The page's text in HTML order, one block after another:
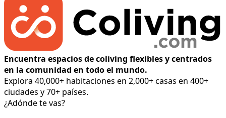
Encuentra espacios de coliving flexibles y centrados
en la comunidad en todo el mundo.
Explora 40,000+ habitaciones en 2,000+ casas en 400+
ciudades y 70+ países.
¿Adónde te vas?